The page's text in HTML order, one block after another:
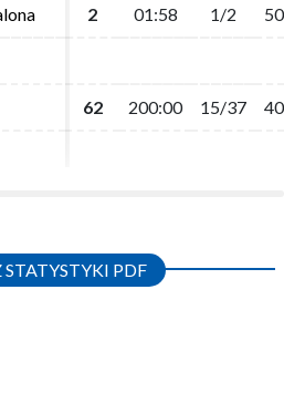
2 01:58 1/2
62 200:00 15/37
2 01:58 1/2
62 200:00 15/37
STATYSTYKI PDF